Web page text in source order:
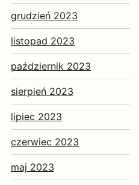
grudzień 2023
listopad 2023
październik 2023
sierpień 2023
lipiec 2023
czerwiec 2023
maj 2023